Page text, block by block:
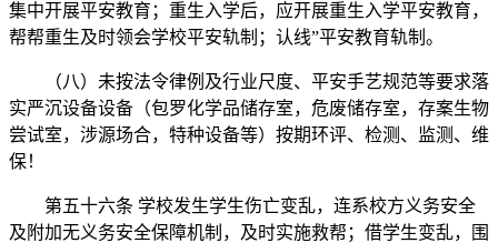
集中开展平安教育；重生入学后，应开展重生入学平安教育，
帮帮重生及时领会学校平安轨制；认线”平安教育轨制。
（八）未按法令律例及行业尺度、平安手艺规范等要求落
实严沉设备设备（包罗化学品储存室，危废储存室，存案生物
尝试室，涉源场合，特种设备等）按期环评、检测、监测、维
保！
第五十六条 学校发生学生伤亡变乱，连系校方义务安全
及附加无义务安全保障机制，及时实施救帮；借学生变乱，围